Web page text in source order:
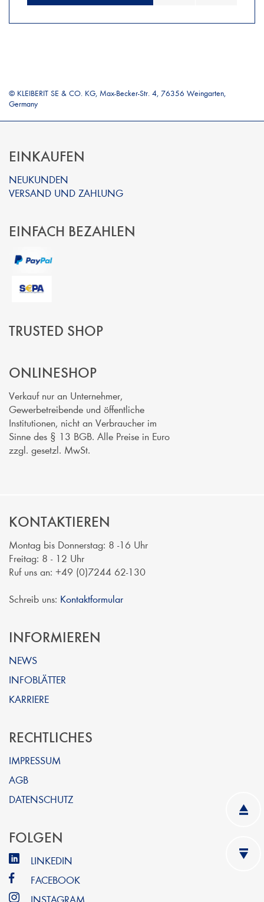
© KLEIBERIT SE & CO. KG, Max-Becker-Str. 4, 76356 Weingarten,
Germany
EINKAUFEN
NEUKUNDEN
VERSAND UND ZAHLUNG
EINFACH BEZAHLEN
TRUSTED SHOP
ONLINESHOP
Verkauf nur an Unternehmer,
Gewerbetreibende und öffentliche
Institutionen, nicht an Verbraucher im
Sinne des § 13 BGB. Alle Preise in Euro
zzgl. gesetzl. MwSt.
KONTAKTIEREN
Montag bis Donnerstag: 8 -16 Uhr
Freitag: 8 - 12 Uhr
Ruf uns an: +49 (0)7244 62-130
Schreib uns: Kontaktformular
INFORMIEREN
NEWS
INFOBLÄTTER
KARRIERE
RECHTLICHES
IMPRESSUM
AGB
DATENSCHUTZ
FOLGEN
LINKEDIN
FACEBOOK
INSTAGRAM